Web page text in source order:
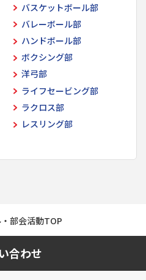
バスケットボール部
バレーボール部
ハンドボール部
ボクシング部
洋弓部
ライフセービング部
ラクロス部
レスリング部
部会活動TOP
合わせ